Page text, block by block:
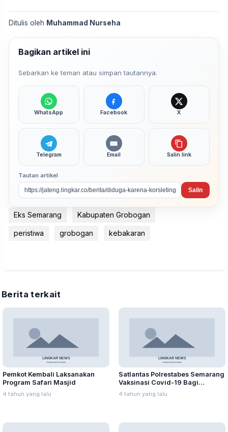
Ditulis oleh Muhammad Nurseha
Bagikan artikel ini
Sebarkan ke teman atau simpan tautannya.
WhatsApp Facebook X
Telegram Email Salin link
Tautan artikel
Salin
Eks Semarang Kabupaten Grobogan
peristiwa grobogan kebakaran
Berita terkait
Pemkot Kembali Laksanakan
Program Safari Masjid
4 tahun yang lalu
Satlantas Polrestabes Semarang
Vaksinasi Covid-19 Bagi
Pemohon SIM
4 tahun yang lalu